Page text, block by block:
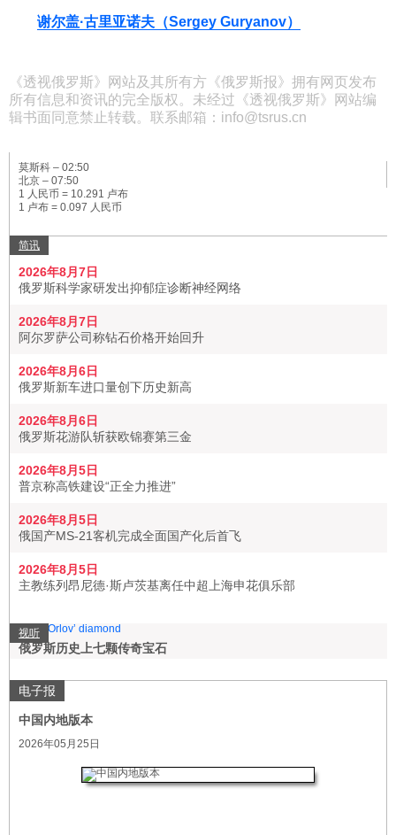
谢尔盖·古里亚诺夫（Sergey Guryanov）
《透视俄罗斯》网站及其所有方《俄罗斯报》拥有网页发布
所有信息和资讯的完全版权。未经过《透视俄罗斯》网站编
辑书面同意禁止转载。联系邮箱：info@tsrus.cn
莫斯科 – 02:50
北京 – 07:50
1 人民币 = 10.291 卢布
1 卢布 = 0.097 人民币
简讯
2026年8月7日
俄罗斯科学家研发出抑郁症诊断神经网络
2026年8月7日
阿尔罗萨公司称钻石价格开始回升
2026年8月6日
俄罗斯新车进口量创下历史新高
2026年8月6日
俄罗斯花游队斩获欧锦赛第三金
2026年8月5日
普京称高铁建设“正全力推进”
2026年8月5日
俄国产MS-21客机完成全面国产化后首飞
2026年8月5日
主教练列昂尼德·斯卢茨基离任中超上海申花俱乐部
视听
俄罗斯历史上七颗传奇宝石
电子报
中国内地版本
2026年05月25日